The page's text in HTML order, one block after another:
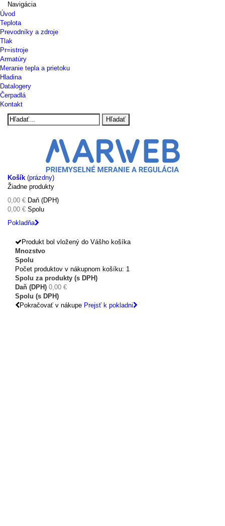
Navigácia
Úvod
Teplota
Prevodníky a zdroje
Tlak
Pr=istroje
Armatúry
Meranie tepla a prietoku
Hladina
Datalogery
Čerpadlá
Kontakt
Hľadať
Košík (prázdny)
Žiadne produkty
0,00 € Daň (DPH)
0,00 € Spolu
Pokladňa
Produkt bol vložený do Vášho košíka
Mnozstvo
Spolu
Počet produktov v nákupnom košíku: 1
Spolu za produkty (s DPH)
Daň (DPH) 0,00 €
Spolu (s DPH)
Pokračovať v nákupe Prejsť k pokladni